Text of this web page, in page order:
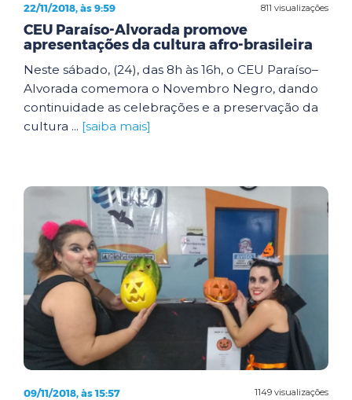
811 visualizações
22/11/2018, às 9:59
CEU Paraíso-Alvorada promove
apresentações da cultura afro-brasileira
Neste sábado, (24), das 8h às 16h, o CEU Paraíso–
Alvorada comemora o Novembro Negro, dando
continuidade as celebrações e a preservação da
cultura ... [saiba mais]
1149 visualizações
09/11/2018, às 15:57